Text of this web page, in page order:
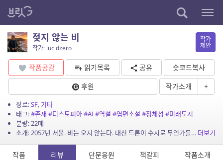
젖지 않는 비
작가: lucidzero
작가
제안
작품공감 읽기목록 공유
숏코드복사
후원
작가소개 +
장르:SF, 기타
태그:#존재 #디스토피아#AI #역설 #엽편소설 #정체성 #미래도시
분량: 22매
소개: 2057년 서울. 비는 오지 않는다. 대신 드론이 수시로 무언가를 뿌린다. 사람들은 그걸 비라고 부른다. 젖지 않는 비. 강진수는 오늘 지하 7층으로 소환됐다. 질문은 하나다. 당... 더보기
작품 리뷰 단문응원 책갈피 작품소개